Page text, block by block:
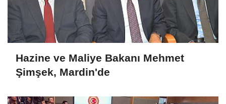
Hazine ve Maliye Bakanı Mehmet
Şimşek, Mardin'de